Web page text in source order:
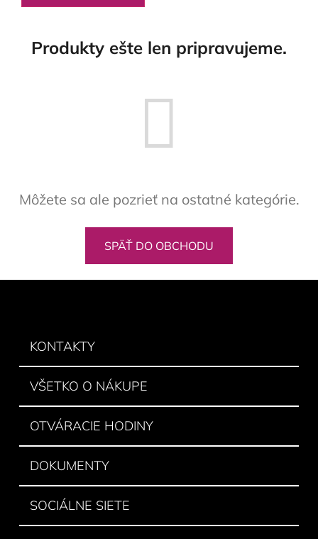
Produkty ešte len pripravujeme.
Môžete sa ale pozrieť na ostatné kategórie.
SPÄŤ DO OBCHODU
KONTAKTY
VŠETKO O NÁKUPE
OTVÁRACIE HODINY
DOKUMENTY
SOCIÁLNE SIETE